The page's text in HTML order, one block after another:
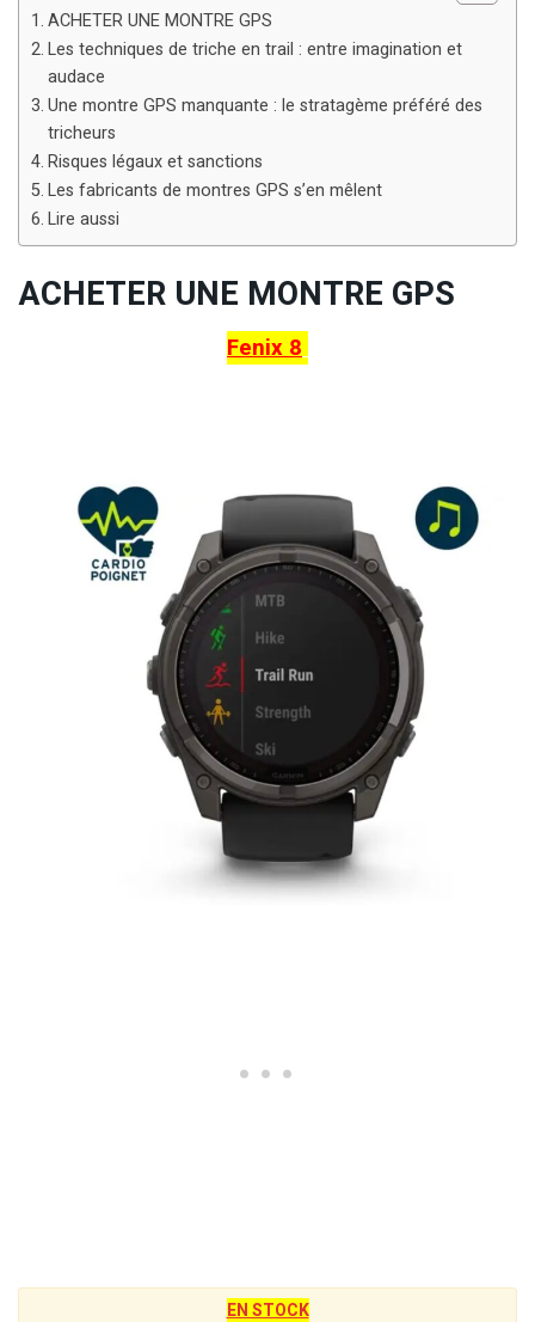
ACHETER UNE MONTRE GPS
Les techniques de triche en trail : entre imagination et
audace
Une montre GPS manquante : le stratagème préféré des
tricheurs
Risques légaux et sanctions
Les fabricants de montres GPS s’en mêlent
Lire aussi
ACHETER UNE MONTRE GPS
Fenix 8
EN STOCK